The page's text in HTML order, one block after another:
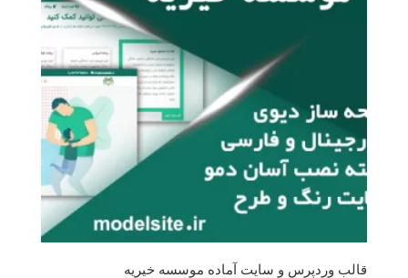
قالب وردپرس و سایت آماده موسسه خیریه